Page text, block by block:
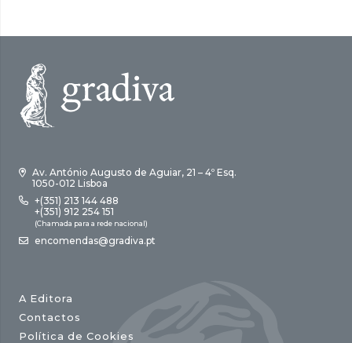
Av. António Augusto de Aguiar, 21 – 4º Esq.
1050-012 Lisboa
+(351) 213 144 488
+(351) 912 254 151
(Chamada para a rede nacional)
encomendas@gradiva.pt
A Editora
Contactos
Política de Cookies